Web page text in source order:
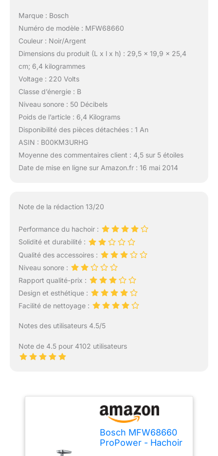
Marque : Bosch
Numéro de modèle : MFW68660
Couleur : Noir/Argent
Dimensions du produit (L x l x h) : 29,5 x 19,9 x 25,4
cm; 6,4 kilogrammes
Voltage : 220 Volts
Classe d’énergie : B
Niveau sonore : 50 Décibels
Poids de l’article : 6,4 Kilograms
Disponibilité des pièces détachées : 1 An
ASIN : B00KM3URHG
Moyenne des commentaires client : 4,5 sur 5 étoiles
Date de mise en ligne sur Amazon.fr : 16 mai 2014
Note de la rédaction 13/20
Performance du hachoir :
Solidité et durabilité :
Qualité des accessoires :
Niveau sonore :
Rapport qualité-prix :
Design et esthétique :
Facilité de nettoyage :
Notes des utilisateurs 4.5/5
Note de 4.5 pour 4102 utilisateurs
Bosch MFW68660
ProPower - Hachoir